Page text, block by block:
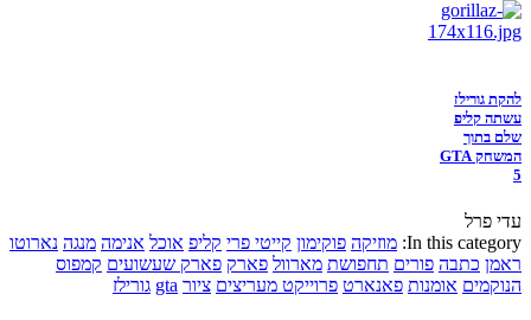
להקת גורילז
עשתה קליפ
שלם בתוך
המשחק GTA
5
עדי פרל
In this category: מוזיקה פוקימון קייטי פרי קליפ אוכל אנימה מנגה נארוטו
ראמן כתבה פורים תחפושת מארוול פארק פארק שעשועים קמפוס
הנוקמים אומנות פאנארט פרוייקט מעריצים ציור gta גורילז